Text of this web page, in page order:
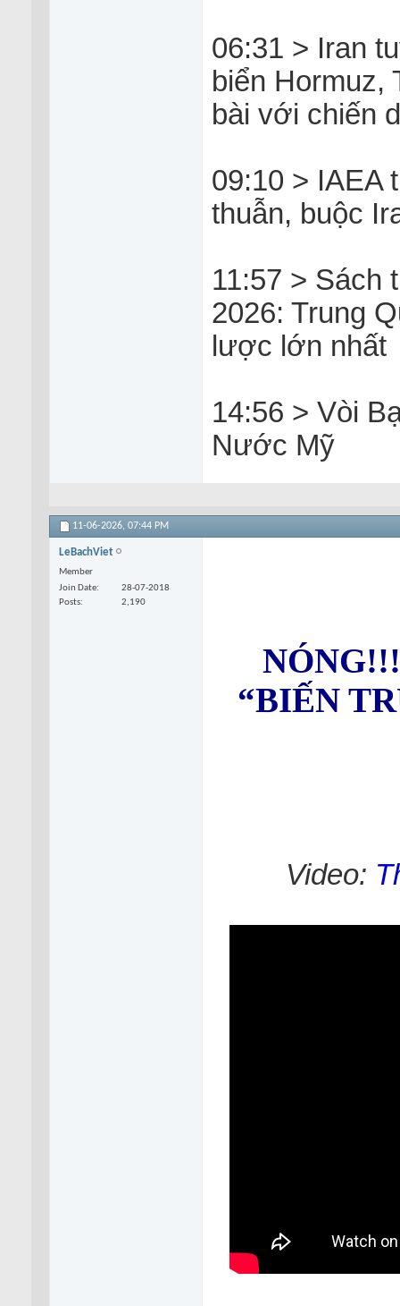
06:31 > Iran
biển Hormuz,
bài với chiến
09:10 > IAEA
thuẫn, buộc
11:57 > Sách
2026: Trung
lược lớn nhất
14:56 > Vòi
Nước Mỹ
11-06-2026, 07:44 PM
LeBachViet
Member
Join Date
28-07-2018
Posts
2,190
“BIẾN
Video: